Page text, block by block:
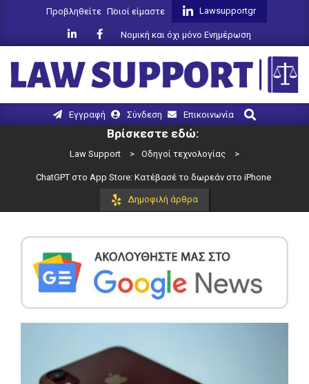
Προβληθείτε Ποιοί είμαστε Lawsupportgr
Νομική και όχι μόνο Ενημέρωση
LAW
SUPPORT
Navigation
Εγγραφή Σύνδεση Επικοινωνία
Search
Βρίσκεστε εδώ:
Law Support > Οδηγοί τεχνολογίας >
ChatGPT στο App Store: Κατέβασέ το δωρεάν στο iPhone
Δημοφιλή άρθρα